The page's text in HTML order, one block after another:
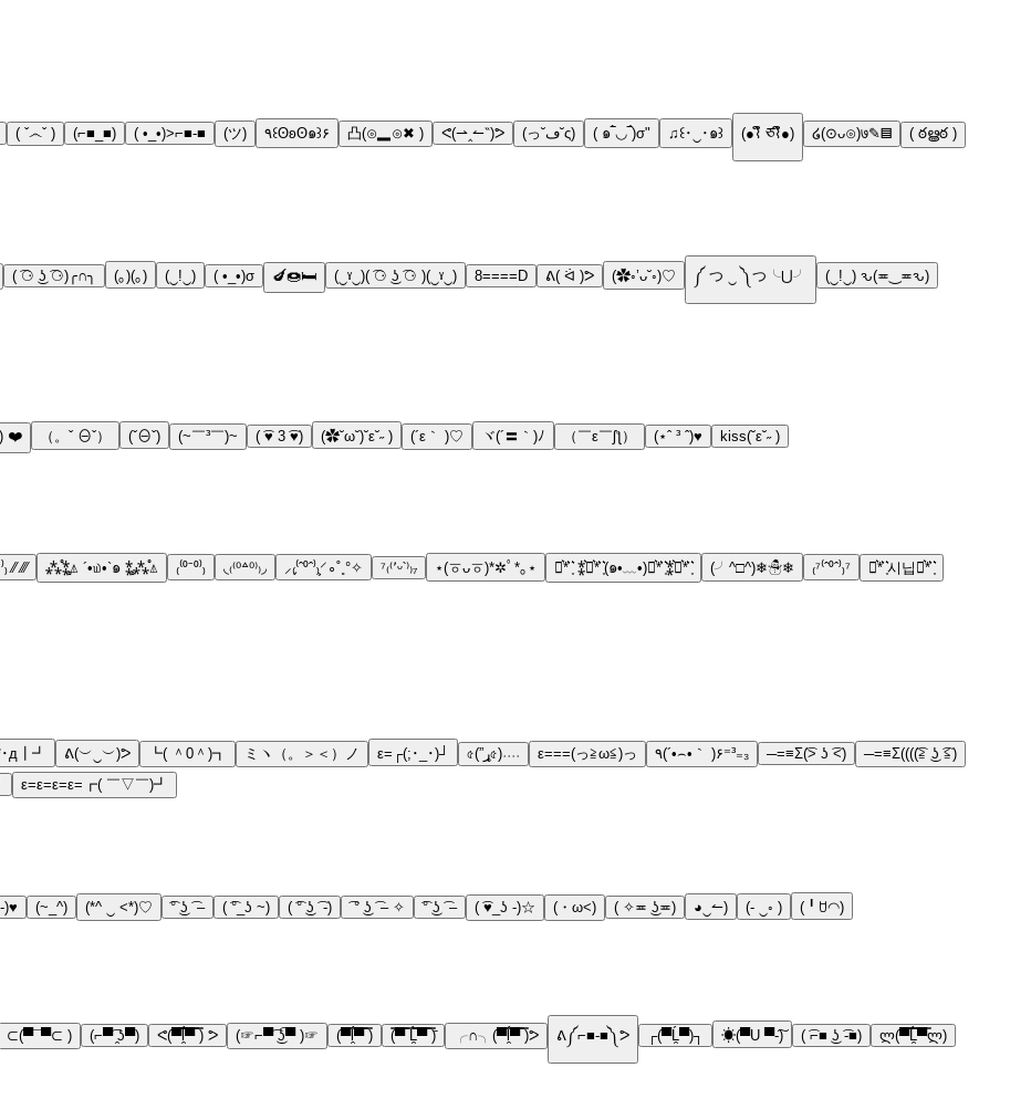
( ˇ෴ˇ ) (⌐■_■) ( •_•)>⌐■-■ (ツ) ٩꒰ʘʚʘ๑꒱۶ 凸(⊙▂⊙✖ ) ᕙ(⇀‸↼‶)ᕗ (っ˘ڡ˘ς) ( ๑‾̀◡‾́)σ" ♫꒰･‿･๑꒱ (●⌇ຶ ཅ⌇ຶ●) ໒(⊙ᴗ⊙)७✎▤ ( ఠൠఠ )
( ͡⚆ ͜ʖ ͡⚆)╭∩╮ (｡)(｡) (‿!‿) ( •_•)σ 🍆🍩🛏 (‿ˠ‿)( ͡⚆ ͜ʖ ͡⚆ )(‿ˠ‿) 8====D ᕕ( ᐛ )ᕗ (✿◦’ᴗ˘◦)♡ ༼ つ ‿ ༽つ╰⋃╯ (‿!‿) ԅ(≖‿≖ԅ)
❤️ （。ˇ ⊖ˇ） (ˇ⊖ˇ) (~￣³￣)~ ( ͡♥ 3 ͡♥) (✿˘ω˘)˘ε˘˶ ) (´ε｀ )♡ ヾ(´〓｀)ﾉ （￣ε￣ʃƪ） (⋆ˆ ³ ˆ)♥ kiss(˘ε˘˶ )
⁄⁄ ⁄⁄⁄ ⁂̊⁑̥⍋ ´•௰•`๑ ⁑̥⁂̊⍋ ₍⁽⁰⁻⁰⁾₎ ◟₍⁽⁰꒫⁰⁾₎◞ ⸝₍̗⁽ˆ⁰ˆ⁾₎͕⸍∘˚˳°✧ ⁷₍⁽՚ᵕ՝⁾₎₇ ⋆(ㆆᴗㆆ)*✲ﾟ*｡⋆ ⋆͛*͛ ͙͛ ⁑͛⋆͛*͛ ͙͛(๑•﹏•)⋆͛*͛ ͙͛⁑͛⋆͛*͛ ͙͛ (╯^□^)❄☃❄ ₍⁷⁽ˆ⁰ˆ⁾₎⁷ ⋆͛*͛ ͙͛시닙⋆͛*͛ ͙͛
д┃┛ ᕕ(︶‿︶)ᕗ ┗( ＾0＾)┓ ミヽ（。＞＜）ノ ε=┌(;･_･)┘ ৫(”ړ৫)˒˒˒˒ ε===(っ≧ω≦)っ ٩(´•⌢•｀ )۶⁼³₌₃ ─=≡Σ(͡> ʖ ͡<)
─=≡Σ((((͡≧ ͜ʖ ͡≦)
ε=ε=ε=ε=┏( ￣▽￣)┛
)♥ (~_^) (*^ ‿ <*)♡ ͡° ͜ʖ ͡ – ( ͡°_ʖ ~) ( ͡° ͜ʖ ͡ -) ͡ ° ͜ʖ ͡ – ✧ ͡° ͜ʖ ͡ – ( ͡♥_ʖ -)☆ (・ω<) ( ✧≖ ͜ʖ≖) ◕‿↼) (- ‿◦ ) (╹ꇴ◠)
⊂(▀¯▀⊂ ) (⌐▀͡ ̯ʖ▀) ᕙ(▀̿̿ĺ̯̿̿▀̿ ̿) ᕗ (☞⌐▀͡ ͜ʖ͡▀ )☞ (▀̿ĺ̯▀̿ ̿) (̿▀̿ ̿Ĺ̯̿̿▀̿ ̿)̄ ╭∩╮(▀̿ĺ̯▀̿ ̿)ᕗ ᕕ༼⌐■-■༽ᕗ ┌(▀Ĺ̯▀)┐ ☀(▀U ▀-͠) ( ͡⌐■ ͜ʖ ͡-■) ლ(▀̿̿Ĺ̯̿̿▀̿ლ)